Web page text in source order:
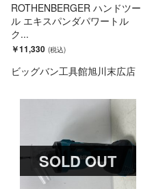
ROTHENBERGER ハンドツー
ル エキスパンダパワートル
ク...
￥11,330
ビッグバン工具館旭川末広店
SOLD OUT